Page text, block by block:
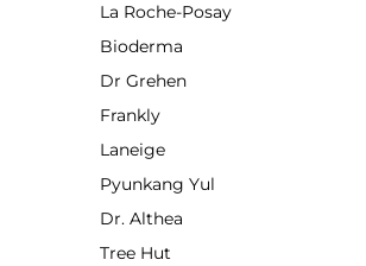
La Roche-Posay
Bioderma
Dr Grehen
Frankly
Laneige
Pyunkang Yul
Dr. Althea
Tree Hut